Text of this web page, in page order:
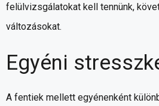
felülvizsgálatokat kell tennünk,
változásokat.
Egyéni
A fentiek mellett egyénenként